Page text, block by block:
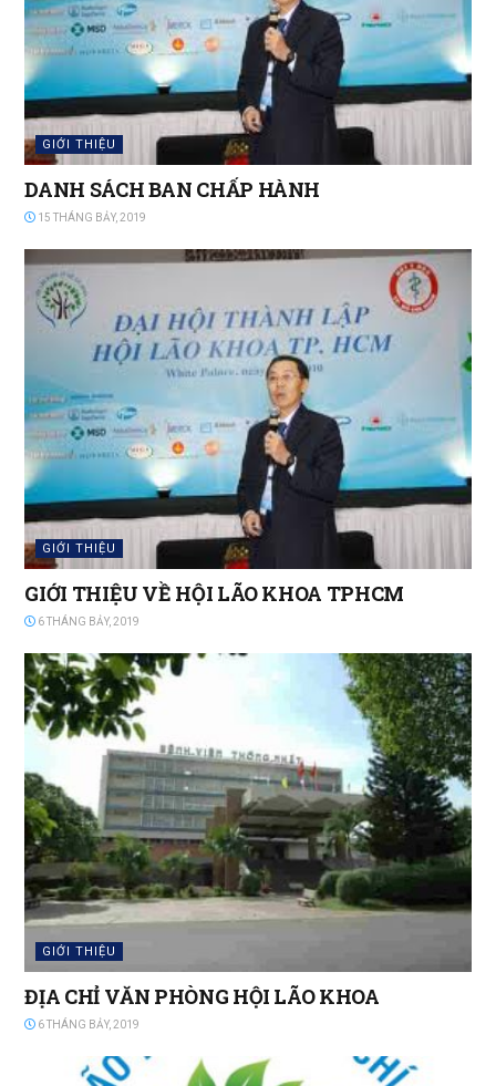
GIỚI THIỆU
DANH SÁCH BAN CHẤP HÀNH
15 THÁNG BẢY, 2019
GIỚI THIỆU
GIỚI THIỆU VỀ HỘI LÃO KHOA TPHCM
6 THÁNG BẢY, 2019
GIỚI THIỆU
ĐỊA CHỈ VĂN PHÒNG HỘI LÃO KHOA
6 THÁNG BẢY, 2019